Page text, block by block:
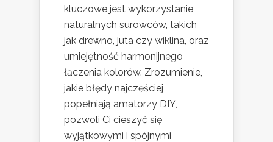
kluczowe jest wykorzystanie
naturalnych surowców, takich
jak drewno, juta czy wiklina, oraz
umiejętność harmonijnego
łączenia kolorów. Zrozumienie,
jakie błędy najczęściej
popełniają amatorzy DIY,
pozwoli Ci cieszyć się
wyjątkowymi i spójnymi